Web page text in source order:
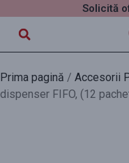
Solicită
Prima pagină / Accesorii
dispenser FIFO, (12